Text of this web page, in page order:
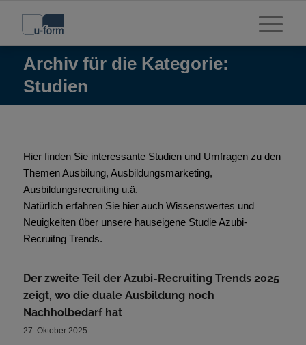
Archiv für die Kategorie:
Studien
Hier finden Sie interessante Studien und Umfragen zu den
Themen Ausbilung, Ausbildungsmarketing,
Ausbildungsrecruiting u.ä.
Natürlich erfahren Sie hier auch Wissenswertes und
Neuigkeiten über unsere hauseigene Studie Azubi-
Recruitng Trends.
Der zweite Teil der Azubi-Recruiting Trends 2025
zeigt, wo die duale Ausbildung noch
Nachholbedarf hat
27. Oktober 2025